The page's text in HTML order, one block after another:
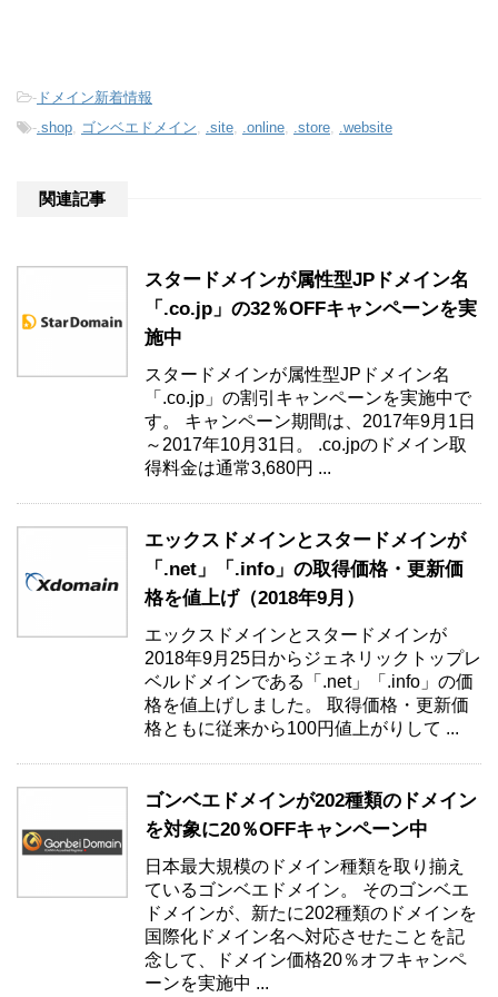
- ドメイン新着情報
-.shop, ゴンベエドメイン, .site, .online, .store, .website
関連記事
スタードメインが属性型JPドメイン名
「.co.jp」の32％OFFキャンペーンを実
施中
スタードメインが属性型JPドメイン名
「.co.jp」の割引キャンペーンを実施中で
す。 キャンペーン期間は、2017年9月1日
～2017年10月31日。 .co.jpのドメイン取
得料金は通常3,680円 ...
エックスドメインとスタードメインが
「.net」「.info」の取得価格・更新価
格を値上げ（2018年9月）
エックスドメインとスタードメインが
2018年9月25日からジェネリックトップレ
ベルドメインである「.net」「.info」の価
格を値上げしました。 取得価格・更新価
格ともに従来から100円値上がりして ...
ゴンベエドメインが202種類のドメイン
を対象に20％OFFキャンペーン中
日本最大規模のドメイン種類を取り揃え
ているゴンベエドメイン。 そのゴンベエ
ドメインが、新たに202種類のドメインを
国際化ドメイン名へ対応させたことを記
念して、ドメイン価格20％オフキャンペ
ーンを実施中 ...